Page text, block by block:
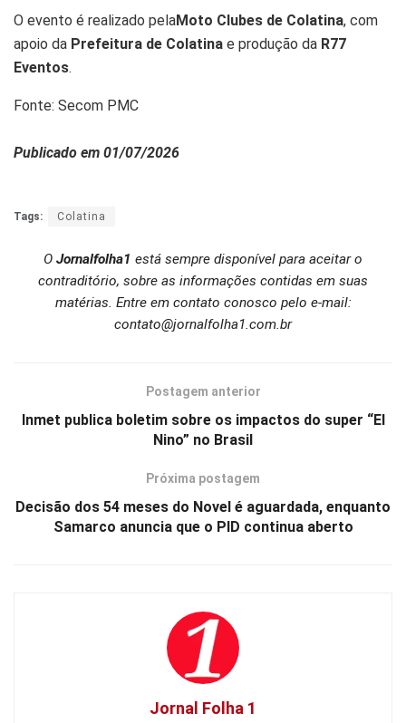
O evento é realizado pelaMoto Clubes de Colatina, com
apoio da Prefeitura de Colatina e produção da R77
Eventos.
Fonte: Secom PMC
Publicado em 01/07/2026
Tags: Colatina
O Jornalfolha1 está sempre disponível para aceitar o
contraditório, sobre as informações contidas em suas
matérias. Entre em contato conosco pelo e-mail:
contato@jornalfolha1.com.br
Postagem anterior
Inmet publica boletim sobre os impactos do super “El
Nino” no Brasil
Próxima postagem
Decisão dos 54 meses do Novel é aguardada, enquanto
Samarco anuncia que o PID continua aberto
Jornal Folha 1